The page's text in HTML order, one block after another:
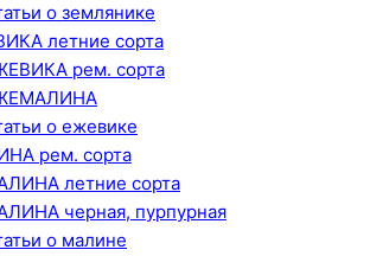
о землянике
летние сорта
рем. сорта
о ежевике
рем. сорта
летние сорта
черная, пурпурная
о малине